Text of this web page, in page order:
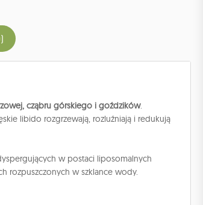
cząbru górskiego i goździków.
libido rozgrzewają, rozluźniają i redukują
w postaci liposomalnych
rozpuszczonych w szklance wody.